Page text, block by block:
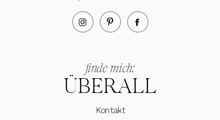
Kontakt
ÜBERALL
finde mich: